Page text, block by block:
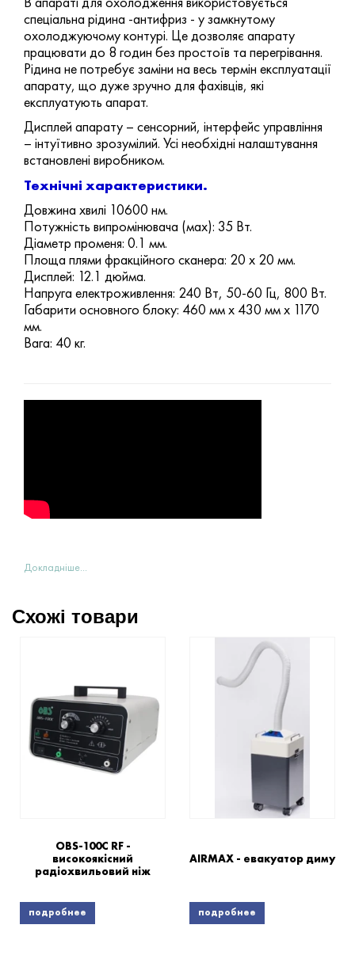
спеціальна рідина -антифриз - у замкнутому
охолоджуючому контурі. Це дозволяє апарату
працювати до 8 годин без простоїв та перегрівання.
Рідина не потребує заміни на весь термін експлуатації
апарату, що дуже зручно для фахівців, які
експлуатують апарат.
Дисплей апарату – сенсорний, інтерфейс управління
– інтуїтивно зрозумілий. Усі необхідні налаштування
встановлені виробником.
Технічні характеристики.
Довжина хвилі 10600 нм.
Потужність випромінювача (мах): 35 Вт.
Діаметр променя: 0.1 мм.
Площа плями фракційного сканера: 20 х 20 мм.
Дисплей: 12.1 дюйма.
Напруга електроживлення: 240 Вт, 50-60 Гц, 800 Вт.
Габарити основного блоку: 460 мм x 430 мм x 1170
мм.
Вага: 40 кг.
Докладніше...
Схожі товари
OBS-100C RF -
високоякісний
радіохвильовий ніж
подробнее
AIRMAX - евакуатор диму
подробнее